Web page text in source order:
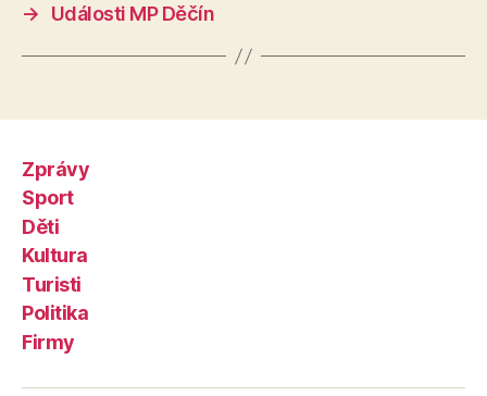
→
Události MP Děčín
Zprávy
Sport
Děti
Kultura
Turisti
Politika
Firmy